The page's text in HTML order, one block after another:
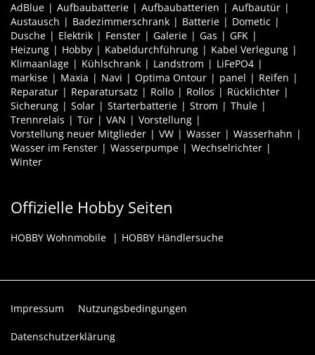
AdBlue Aufbaubatterie Aufbaubatterien
Aufbautür
Austausch
Badezimmerschrank Batterie
Dometic
Dusche
Elektrik Fenster Galerie Gas
GFK
Heizung
Hobby Kabeldurchführung
Kabel Verlegung
Klimaanlage
Kühlschrank Landstrom
LiFePO4
markise
Maxia Navi Optima Ontour panel
Reifen
Reparatur
Reparatursatz Rollo Rollos
Rücklichter
Sicherung
Solar Starterbatterie Strom
Thule
Trennrelais
Tür VAN
Vorstellung
Vorstellung neuer Mitglieder
VW Wasser
Wasserhahn
Wasser im Fenster
Wasserpumpe
Wechselrichter
Winter
Offizielle Hobby Seiten
HOBBY Wohnmobile HOBBY Händlersuche
Impressum Nutzungsbedingungen
Datenschutzerklärung